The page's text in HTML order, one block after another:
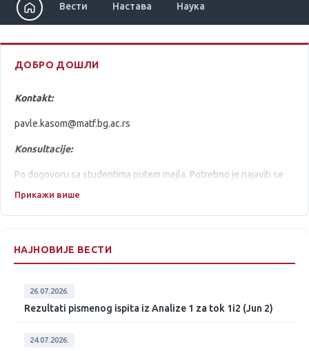
Вести Настава Наука
ДОБРО ДОШЛИ
Kontakt:
pavle.kasom@matf.bg.ac.rs
Konsultacije:
Po dogovoru sa studentima putem mejla. Potrebno je najaviti se
barem 24č ranije.
Kabinet:824
Прикажи више
НАЈНОВИЈЕ ВЕСТИ
26.07.2026.
Rezultati pismenog ispita iz Analize 1 za tok 1i2 (Jun 2)
24.07.2026.